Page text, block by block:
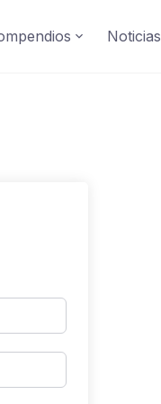
Noticias